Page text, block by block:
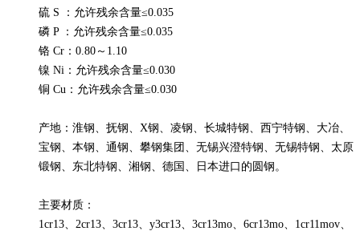
硫 S ：允许残余含量≤0.035
磷 P ：允许残余含量≤0.035
铬 Cr：0.80～1.10
镍 Ni：允许残余含量≤0.030
铜 Cu：允许残余含量≤0.030
产地：淮钢、抚钢、X钢、凌钢、长城特钢、西宁特钢、大冶、
宝钢、本钢、通钢、攀钢集团、无锡兴澄特钢、无锡特钢、太原
锻钢、东北特钢、湘钢、德国、日本进口的圆钢。
主要材质：
1cr13、2cr13、3cr13、y3cr13、3cr13mo、6cr13mo、1cr11mov、